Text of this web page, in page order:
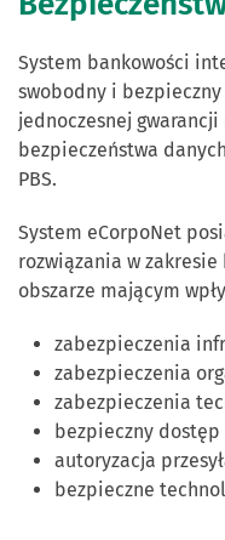
System bankowości
swobodny i
jednoczesnej
bezpieczeństwa
PBS.
System eCorpoNet
rozwiązania w
obszarze mającym
zabezpieczenia
zabezpieczenia
zabezpieczenia
bezpieczny
autoryzacja
bezpieczne